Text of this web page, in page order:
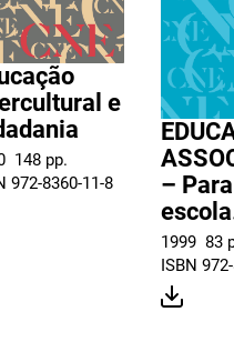
e
 148 pp.
972-8360-11-8
–
1999  83
ISBN